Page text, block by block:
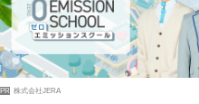
PR 株式会社JERA